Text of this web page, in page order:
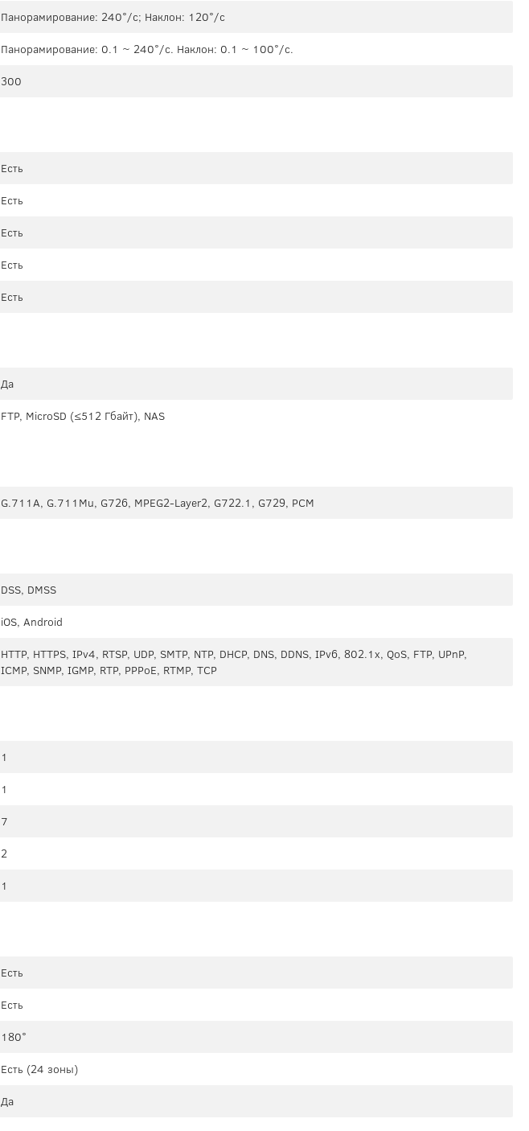
Панорамирование: 240°/с; Наклон: 120°/с
Панорамирование: 0.1 ~ 240°/с. Наклон: 0.1 ~ 100°/с.
300
Есть
Есть
Есть
Есть
Есть
Да
FTP, MicroSD (≤512 Гбайт), NAS
G.711A, G.711Mu, G726, MPEG2-Layer2, G722.1, G729, PCM
DSS, DMSS
iOS, Android
HTTP, HTTPS, IPv4, RTSP, UDP, SMTP, NTP, DHCP, DNS, DDNS, IPv6, 802.1x, QoS, FTP, UPnP,
ICMP, SNMP, IGMP, RTP, PPPoE, RTMP, TCP
1
1
7
2
1
Есть
Есть
180°
Есть (24 зоны)
Да